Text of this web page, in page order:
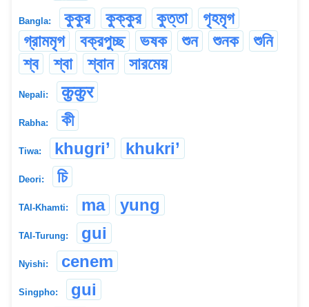
Bangla: কুকুর কুক্কুর কুত্তা
গৃহমৃগ
গ্রামমৃগ
বক্রপুচ্ছ ভষক শুন শুনক
শুনি
শ্ব
শ্বা শ্বান সারমেয়
Nepali: कुकुर
Rabha: কী
Tiwa: khugri’ khukri’
Deori: চি
TAI-Khamti: ma yung
TAI-Turung: gui
Nyishi: cenem
Singpho: gui